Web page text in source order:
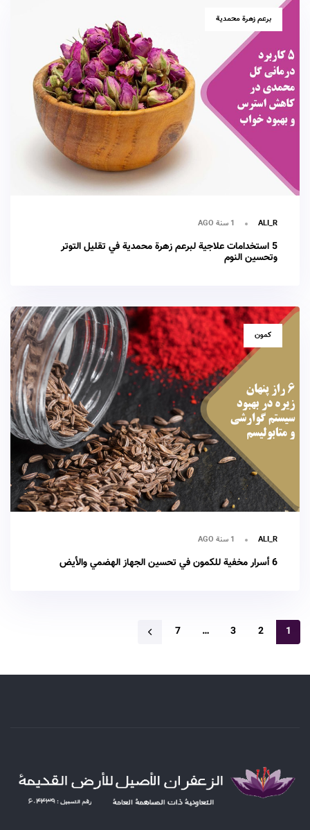
برعم زهرة محمدية
ALI_R 1 سنة AGO
5 استخدامات علاجية لبرعم زهرة محمدية في تقليل التوتر
وتحسين النوم
TAGS
كمون
ALI_R 1 سنة AGO
6 أسرار مخفية للكمون في تحسين الجهاز الهضمي والأيض
1
2
3
…
7